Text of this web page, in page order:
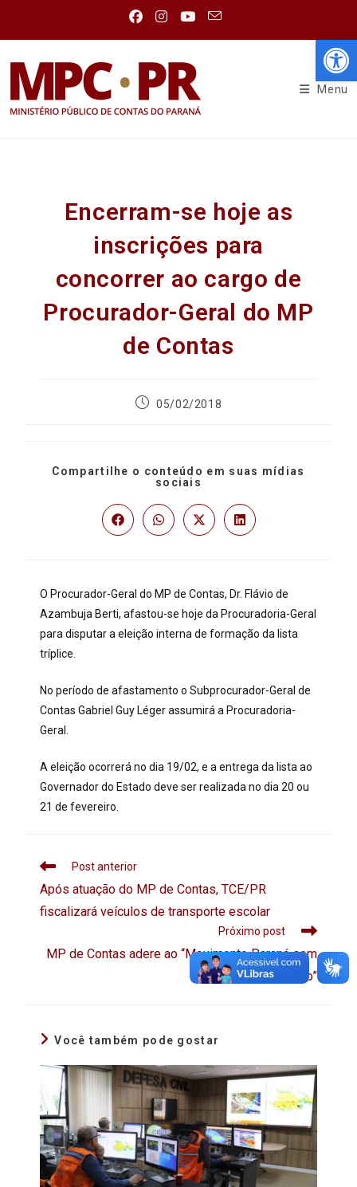
Menu
Encerram-se hoje as
inscrições para
concorrer ao cargo de
Procurador-Geral do MP
de Contas
05/02/2018
Compartilhe o conteúdo em suas mídias
sociais
O Procurador-Geral do MP de Contas, Dr. Flávio de
Azambuja Berti, afastou-se hoje da Procuradoria-Geral
para disputar a eleição interna de formação da lista
tríplice.
No período de afastamento o Subprocurador-Geral de
Contas Gabriel Guy Léger assumirá a Procuradoria-
Geral.
A eleição ocorrerá no dia 19/02, e a entrega da lista ao
Governador do Estado deve ser realizada no dia 20 ou
21 de fevereiro.
Post anterior
Após atuação do MP de Contas, TCE/PR
fiscalizará veículos de transporte escolar
Próximo post
MP de Contas adere ao “Movimento Paraná sem
Corrupção”
Você também pode gostar